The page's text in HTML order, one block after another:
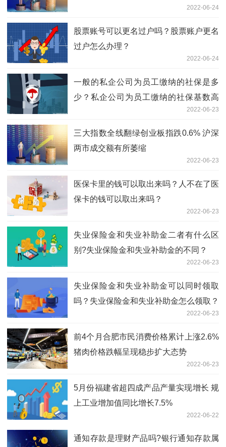
2022-06-24
股票账号可以更名过户吗？股票账户更名
过户怎么办理？
2022-06-24
一般的私企公司为员工缴纳的社保是多
少？私企公司为员工缴纳的社保基数高
2022-06-23
三大指数全线翻绿创业板指跌0.6% 沪深
两市成交额有所萎缩
2022-06-23
医保卡里的钱可以取出来吗？人不在了医
保卡的钱可以取出来吗？
2022-06-23
失业保险金和失业补助金二者有什么区
别?失业保险金和失业补助金的不同？
2022-06-23
失业保险金和失业补助金可以同时领取
吗？失业保险金和失业补助金怎么领取？
2022-06-23
前4个月合肥市民消费价格累计上涨2.6%
猪肉价格跌幅呈现稳步扩大态势
2022-06-23
5月份福建省超四成产品产量实现增长 规
上工业增加值同比增长7.5%
2022-06-22
通知存款是理财产品吗?银行通知存款属